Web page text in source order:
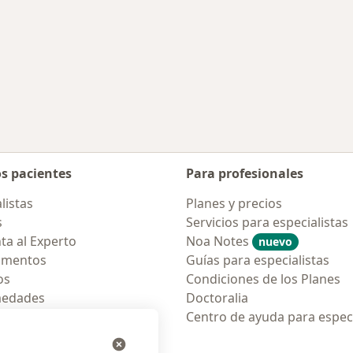
pacientes
al Experto
Para profesionales
Planes y precios
Servicios para especialistas
Noa Notes
nuevo
Guías para especialistas
Condiciones de los Planes
Doctoralia
Centro de ayuda para